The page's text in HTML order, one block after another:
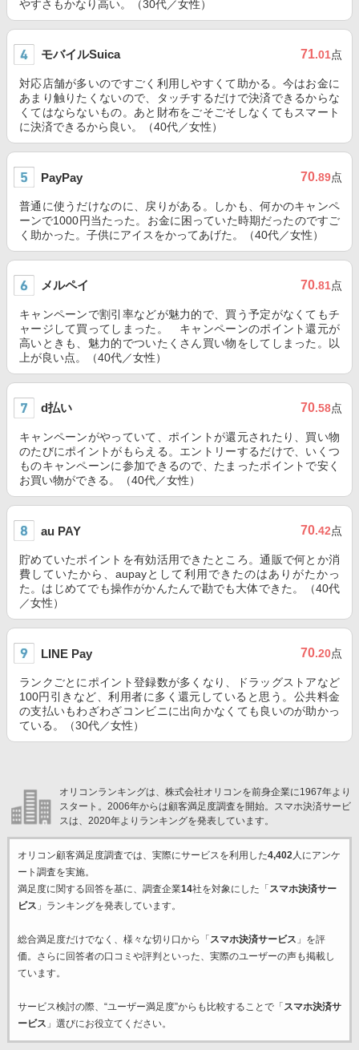
やすさもかなり高い。（30代／女性）
モバイルSuica 71.01点
対応店舗が多いのですごく利用しやすくて助かる。今はお金に
あまり触りたくないので、タッチするだけで決済できるからな
くてはならないもの。あと財布をごそごそしなくてもスマート
に決済できるから良い。（40代／女性）
PayPay 70.89点
普通に使うだけなのに、戻りがある。しかも、何かのキャンペ
ーンで1000円当たった。お金に困っていた時期だったのですご
く助かった。子供にアイスをかってあげた。（40代／女性）
メルペイ 70.81点
キャンペーンで割引率などが魅力的で、買う予定がなくてもチ
ャージして買ってしまった。 キャンペーンのポイント還元が
高いときも、魅力的でついたくさん買い物をしてしまった。以
上が良い点。（40代／女性）
d払い 70.58点
キャンペーンがやっていて、ポイントが還元されたり、買い物
のたびにポイントがもらえる。エントリーするだけで、いくつ
ものキャンペーンに参加できるので、たまったポイントで安く
お買い物ができる。（40代／女性）
au PAY 70.42点
貯めていたポイントを有効活用できたところ。通販で何とか消
費していたから、aupayとして利用できたのはありがたかっ
た。はじめてでも操作がかんたんで勘でも大体できた。（40代
／女性）
LINE Pay 70.20点
ランクごとにポイント登録数が多くなり、ドラッグストアなど
100円引きなど、利用者に多く還元していると思う。公共料金
の支払いもわざわざコンビニに出向かなくても良いのが助かっ
ている。（30代／女性）
オリコンランキングは、株式会社オリコンを前身企業に1967年より
スタート。2006年からは顧客満足度調査を開始。スマホ決済サービ
スは、2020年よりランキングを発表しています。
オリコン顧客満足度調査では、実際にサービスを利用した4,402人にアンケ
ート調査を実施。
満足度に関する回答を基に、調査企業14社を対象にした「 スマホ決済サー
ビス 」ランキングを発表しています。
総合満足度だけでなく、様々な切り口から「 スマホ決済サービス 」を評
価。さらに回答者の口コミや評判といった、実際のユーザーの声も掲載し
ています。
サービス検討の際、“ユーザー満足度”からも比較することで「 スマホ決済サ
ービス 」選びにお役立てください。